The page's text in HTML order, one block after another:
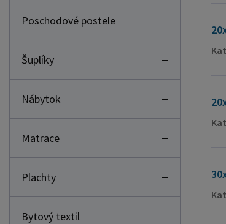
Poschodové postele
Šuplíky
Nábytok
Matrace
Plachty
Bytový textil